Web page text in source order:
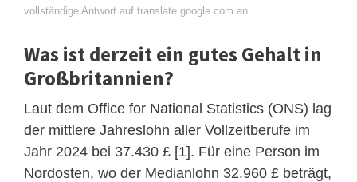
vollständige Antwort auf translate.google.com an
Was ist derzeit ein gutes Gehalt in
Großbritannien?
Laut dem Office for National Statistics (ONS) lag
der mittlere Jahreslohn aller Vollzeitberufe im
Jahr 2024 bei 37.430 £ [1]. Für eine Person im
Nordosten, wo der Medianlohn 32.960 £ beträgt,